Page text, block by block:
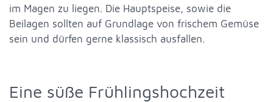
im Magen zu liegen. Die Hauptspeise, sowie die
Beilagen sollten auf Grundlage von frischem Gemüse
sein und dürfen gerne klassisch ausfallen.
Eine süße Frühlingshochzeit